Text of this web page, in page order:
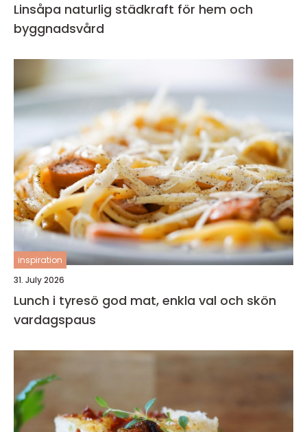
Linsåpa naturlig städkraft för hem och
byggnadsvård
inspiration
31. July 2026
Lunch i tyresö god mat, enkla val och skön
vardagspaus